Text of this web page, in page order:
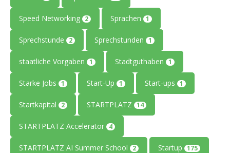
Speed Networking 2 Sprachen 1
Sprechstunde 2 Sprechstunden 1
staatliche Vorgaben 1 Stadtguthaben 1
Starke Jobs 1 Start-Up 1 Start-ups 1
Startkapital 2 STARTPLATZ 14
STARTPLATZ Accelerator 4
STARTPLATZ AI Summer School 2 Startup 175